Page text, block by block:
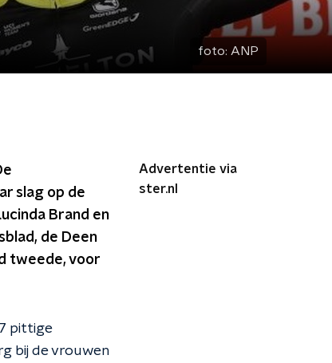
foto: ANP
slag op de
Brand en
de Deen
tweede, voor
pittige
bij de vrouwen
Advertentie via
ster.nl